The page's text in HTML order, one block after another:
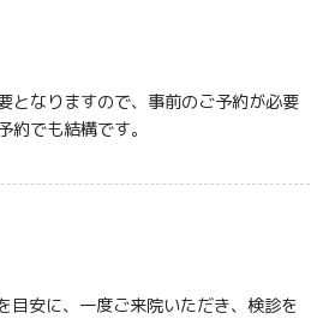
となりますので、事前のご予約が必要
約でも結構です。
目安に、一度ご来院いただき、検診を